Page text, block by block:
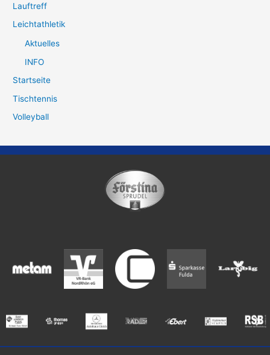
Lauftreff
Leichtathletik
Aktuelles
INFO
Startseite
Tischtennis
Volleyball